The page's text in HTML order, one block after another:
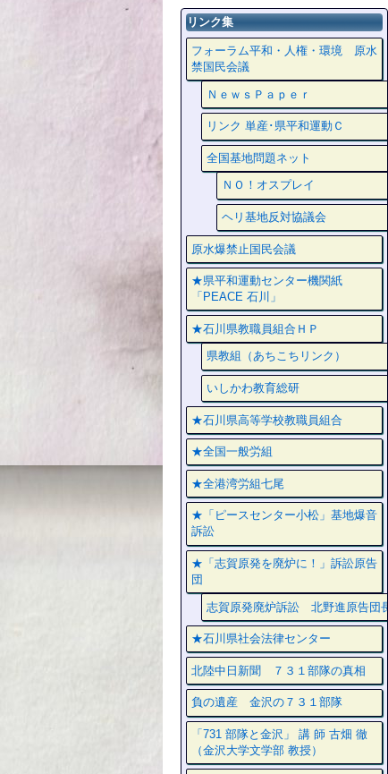
リンク集
フォーラム平和・人権・環境 原水
禁国民会議
ＮｅｗｓＰａｐｅｒ
リンク 単産･県平和運動Ｃ
全国基地問題ネット
ＮＯ！オスプレイ
ヘリ基地反対協議会
原水爆禁止国民会議
★県平和運動センター機関紙
「PEACE 石川」
★石川県教職員組合ＨＰ
県教組（あちこちリンク）
いしかわ教育総研
★石川県高等学校教職員組合
★全国一般労組
★全港湾労組七尾
★「ピースセンター小松」基地爆音
訴訟
★「志賀原発を廃炉に！」訴訟原告
団
志賀原発廃炉訴訟 北野進原告団長
★石川県社会法律センター
北陸中日新聞 ７３１部隊の真相
負の遺産 金沢の７３１部隊
「731 部隊と金沢」 講 師 古畑 徹
（金沢大学文学部 教授）